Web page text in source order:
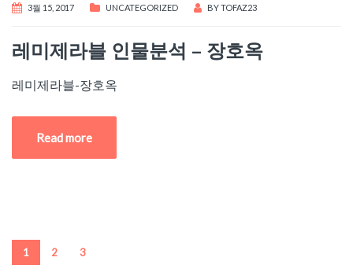
3월 15, 2017 UNCATEGORIZED BYTOFAZ23
레미제라블 인물분석 – 장호옥
레미제라블-장호옥
Read more
1 2 3